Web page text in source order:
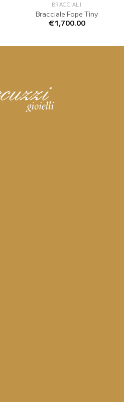
BRACCIALI
Bracciale Fope Tiny
€1,700.00